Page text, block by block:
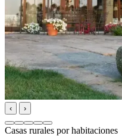
‹ ›
Casas rurales por habitaciones